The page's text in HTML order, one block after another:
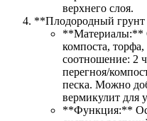
верхнего слоя.
**Плодородный
**Материалы:**
компоста,
соотношение: 2
перегноя/
песка. Можно
вермикулит для
**Функция:**